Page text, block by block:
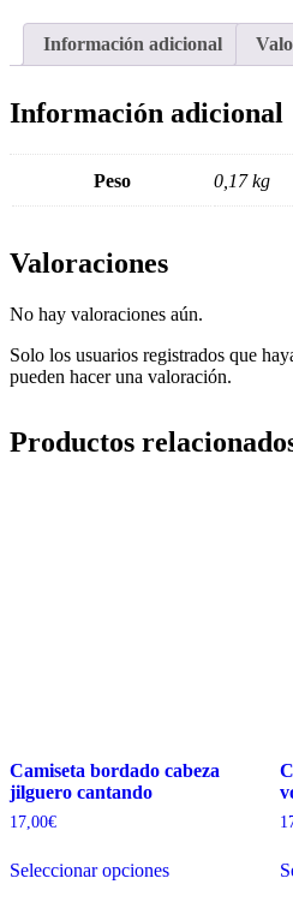
Información adicional
Información adicional
Peso 0,17 kg
Valoraciones
No hay valoraciones aún.
Solo los usuarios registrados que
pueden hacer una valoración.
Productos
Camiseta bordado cabeza
jilguero cantando
17,00€
Seleccionar opcionesproducto